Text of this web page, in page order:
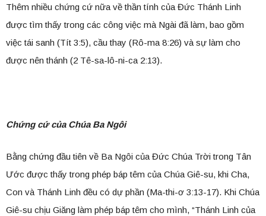
Thêm nhiều chứng cứ nữa về thần tính của Đức Thánh Linh
được tìm thấy trong các công việc mà Ngài đã làm, bao gồm
việc tái sanh (Tít 3:5), cầu thay (Rô-ma 8:26) và sự làm cho
được nên thánh (2 Tê-sa-lô-ni-ca 2:13).
Chứng cứ của Chúa Ba Ngôi
Bằng chứng đầu tiên về Ba Ngôi của Đức Chúa Trời trong Tân
Ước được thấy trong phép báp têm của Chúa Giê-su, khi Cha,
Con và Thánh Linh đều có dự phần (Ma-thi-ơ 3:13-17). Khi Chúa
Giê-su chịu Giăng làm phép báp têm cho mình, “Thánh Linh của